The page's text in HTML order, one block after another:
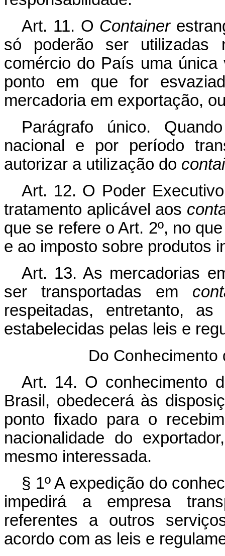
Art. 11. O Container
só poderão ser utilizadas
comércio do País uma
ponto em que for
mercadoria em exportação,
Parágrafo único.
nacional e por período
autorizar a utilização do
Art. 12. O Poder
tratamento aplicável aos
que se refere o Art. 2º, no
e ao imposto sobre produtos
Art. 13. As mercadorias
ser transportadas em
respeitadas, entretanto,
estabelecidas pelas leis e
Do Conhecimento
Art. 14. O conhecimento
Brasil, obedecerá às
ponto fixado para o
nacionalidade do
mesmo interessada.
§ 1º A expedição do
impedirá a empresa
referentes a outros
acordo com as leis e